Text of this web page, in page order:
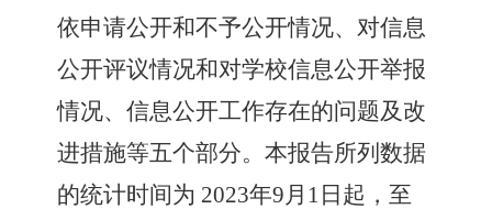
依申请公开和不予公开情况、对信息
公开评议情况和对学校信息公开举报
情况、信息公开工作存在的问题及改
进措施等五个部分。本报告所列数据
的统计时间为 2023年9月 1 日起，至